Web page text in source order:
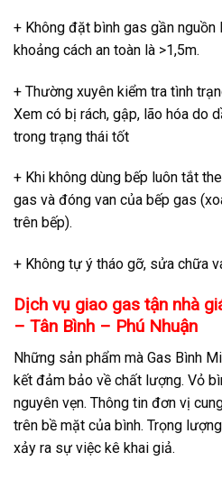
+ Không đặt bình gas gần nguồn
khoảng cách an toàn là >1,5m.
+ Thường xuyên kiểm tra tình
Xem có bị rách, gập, lão hóa do
trong trạng thái tốt
+ Khi không dùng bếp luôn tắt
gas và đóng van của bếp gas
trên bếp).
+ Không tự ý tháo gỡ, sửa chữa
Dịch vụ giao gas tận nhà
– Tân Bình – Phú Nhuận
Những sản phẩm mà Gas Bình
kết đảm bảo về chất lượng. Vỏ
nguyên vẹn. Thông tin đơn vị
trên bề mặt của bình. Trọng
xảy ra sự việc kê khai giả.